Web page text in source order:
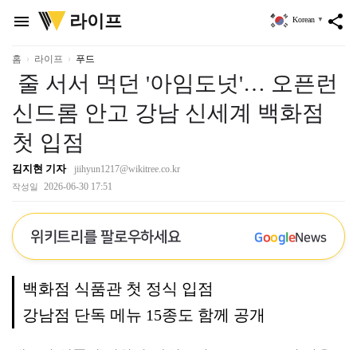
menu
위
키
리
라이프 share
Korean ▼
홈 라이프 푸드
줄 서서 먹던 '아임도넛'… 오픈런
신드롬 안고 강남 신세계 백화점
첫 입점
김지현 기자 jiihyun1217@wikitree.co.kr
작성일 2026-06-30 17:51
위키트리를 팔로우하세요 GoogleNews
백화점 식품관 첫 정식 입점
강남점 단독 메뉴 15종도 함께 공개